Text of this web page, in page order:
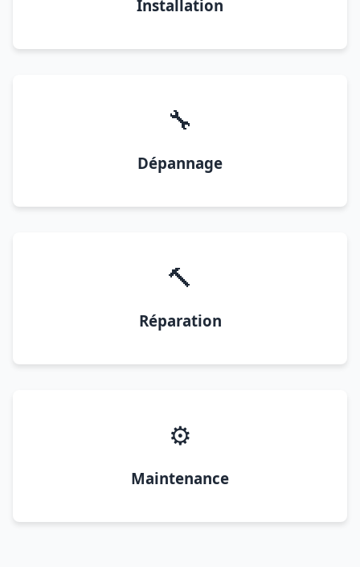
Installation
🔧
Dépannage
🔨
Réparation
⚙️
Maintenance